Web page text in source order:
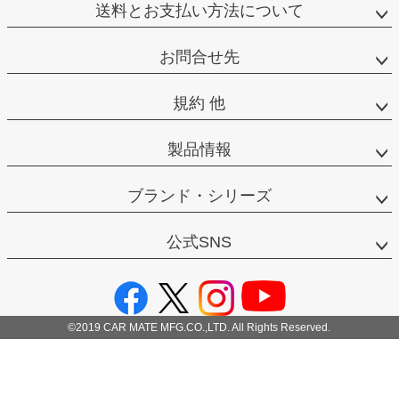
送料とお支払い方法について
お問合せ先
規約 他
製品情報
ブランド・シリーズ
公式SNS
©2019 CAR MATE MFG.CO.,LTD. All Rights Reserved.